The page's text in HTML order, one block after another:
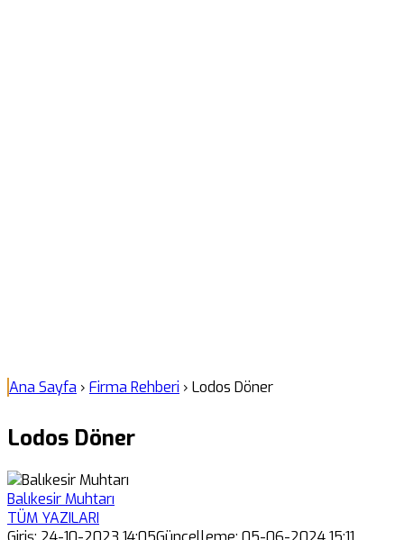
Ana Sayfa › Firma Rehberi › Lodos Döner
Lodos Döner
Balıkesir Muhtarı
TÜM YAZILARI